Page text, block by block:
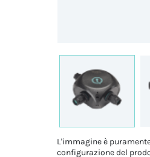
L'immagine è
configurazione del